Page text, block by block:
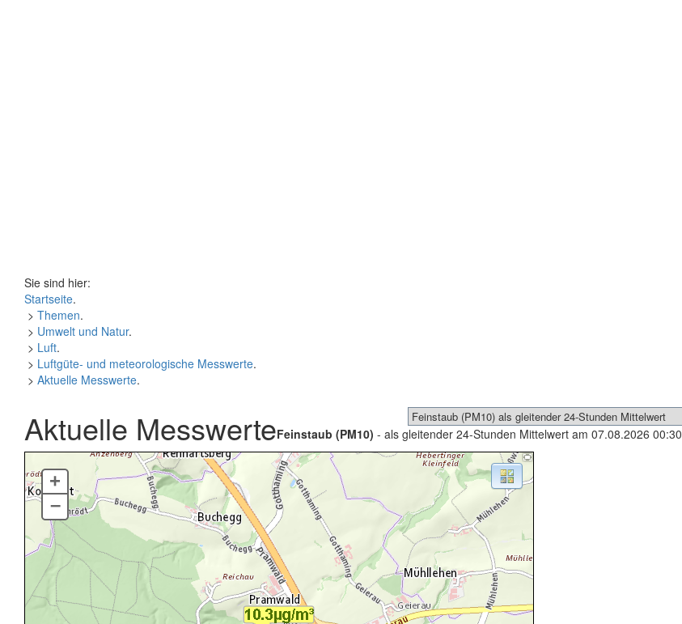
Sie sind hier:
Startseite.
> Themen.
> Umwelt und Natur.
> Luft.
> Luftgüte- und meteorologische Messwerte.
> Aktuelle Messwerte.
Aktuelle MesswerteFeinstaub (PM10) - als gleitender 24-Stunden Mittelwert am 07.08.2026 00:30
+
–